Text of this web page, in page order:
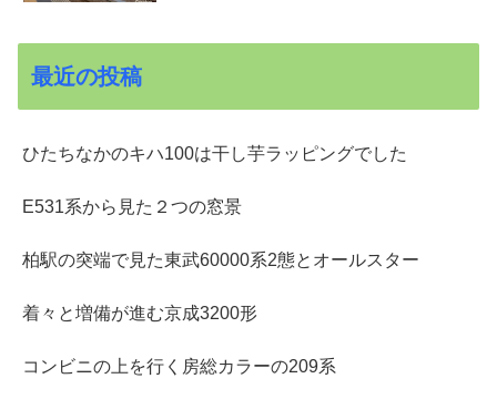
最近の投稿
ひたちなかのキハ100は干し芋ラッピングでした
E531系から見た２つの窓景
柏駅の突端で見た東武60000系2態とオールスター
着々と増備が進む京成3200形
コンビニの上を行く房総カラーの209系